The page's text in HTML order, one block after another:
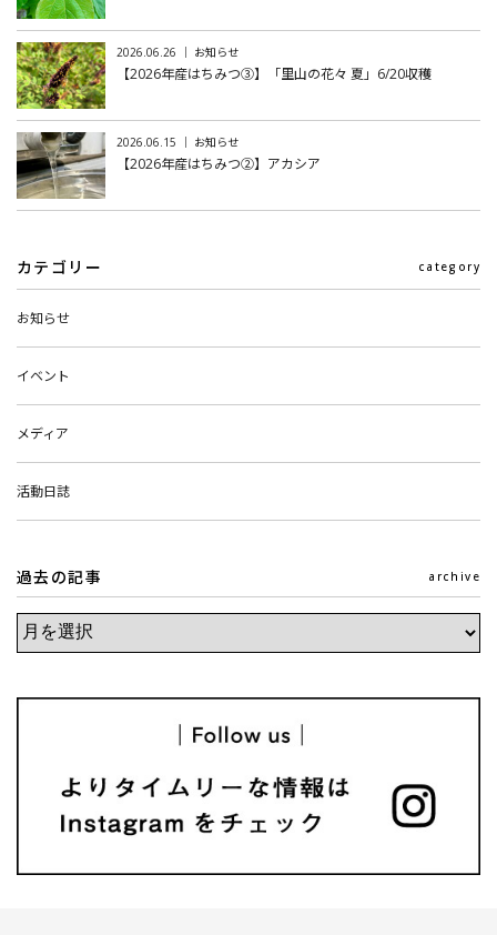
2026.06.26 ｜ お知らせ
【2026年産はちみつ③】「里山の花々 夏」6/20収穫
2026.06.15 ｜ お知らせ
【2026年産はちみつ②】アカシア
カテゴリー category
お知らせ
イベント
メディア
活動日誌
過去の記事 archive